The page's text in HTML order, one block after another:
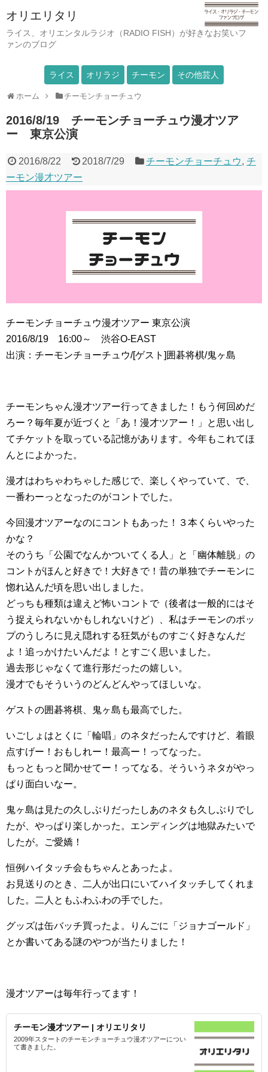
オリエリタリ
ライス、オリエンタルラジオ（RADIO FISH）が好きなお笑いフ
ァンのブログ
ライス オリラジ チーモン その他芸人
ホーム チーモンチョーチュウ
2016/8/19 チーモンチョーチュウ漫才ツア
ー 東京公演
2016/8/22 2018/7/29 チーモンチョーチュウ,チ
ーモン漫才ツアー
チーモンチョーチュウ漫才ツアー 東京公演
2016/8/19 16:00～ 渋谷O-EAST
出演：チーモンチョーチュウ/[ゲスト]囲碁将棋/鬼ヶ島
チーモンちゃん漫才ツアー行ってきました！もう何回めだ
ろー？毎年夏が近づくと「あ！漫才ツアー！」と思い出し
てチケットを取っている記憶があります。今年もこれてほ
んとによかった。
漫才はわちゃわちゃした感じで、楽しくやっていて、で、
一番わーっとなったのがコントでした。
今回漫才ツアーなのにコントもあった！３本くらいやった
かな？
そのうち「公園でなんかついてくる人」と「幽体離脱」の
コントがほんと好きで！大好きで！昔の単独でチーモンに
惚れ込んだ頃を思い出しました。
どっちも種類は違えど怖いコントで（後者は一般的にはそ
う捉えられないかもしれないけど）、私はチーモンのポッ
プのうしろに見え隠れする狂気がものすごく好きなんだ
よ！追っかけたいんだよ！とすごく思いました。
過去形じゃなくて進行形だったの嬉しい。
漫才でもそういうのどんどんやってほしいな。
ゲストの囲碁将棋、鬼ヶ島も最高でした。
いごしょはとくに「輪唱」のネタだったんですけど、着眼
点すげー！おもしれー！最高ー！ってなった。
もっともっと聞かせてー！ってなる。そういうネタがやっ
ぱり面白いなー。
鬼ヶ島は見たの久しぶりだったしあのネタも久しぶりでし
たが、やっぱり楽しかった。エンディングは地獄みたいで
したが。ご愛嬌！
恒例ハイタッチ会もちゃんとあったよ。
お見送りのとき、二人が出口にいてハイタッチしてくれま
した。二人ともふわふわの手でした。
グッズは缶バッチ買ったよ。りんごに「ジョナゴールド」
とか書いてある謎のやつが当たりました！
漫才ツアーは毎年行ってます！
チーモン漫才ツアー | オリエリタリ
2009年スタートのチーモンチョーチュウ漫才ツアーについ
て書きました。